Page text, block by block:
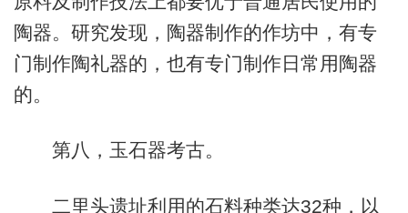
陶器。研究发现，陶器制作的作坊中，有专
门制作陶礼器的，也有专门制作日常用陶器
的。
第八，玉石器考古。
二里头遗址利用的石料种类达32种，以